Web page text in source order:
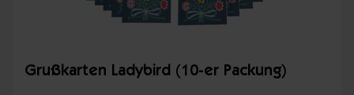
Grußkarten Ladybird (10-er Packung)